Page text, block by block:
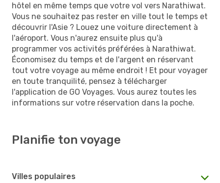
hôtel en même temps que votre vol vers Narathiwat.
Vous ne souhaitez pas rester en ville tout le temps et
découvrir l'Asie ? Louez une voiture directement à
l'aéroport. Vous n'aurez ensuite plus qu'à
programmer vos activités préférées à Narathiwat.
Économisez du temps et de l'argent en réservant
tout votre voyage au même endroit ! Et pour voyager
en toute tranquilité, pensez à télécharger
l'application de GO Voyages. Vous aurez toutes les
informations sur votre réservation dans la poche.
Planifie ton voyage
Villes populaires